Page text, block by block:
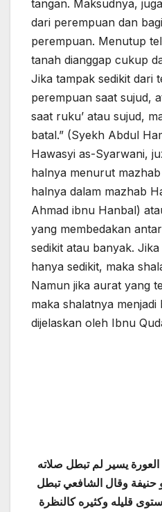
tangan. Maksudnya,
dari perempuan dan
perempuan. Menutup
tanah dianggap cukup
Jika tampak sedikit dari
perempuan saat sujud,
saat ruku’ atau sujud,
batal.” (Syekh Abdul
Hawasyi as-Syarwani,
halnya menurut
halnya dalam mazhab
Ahmad ibnu Hanbal)
yang membedakan
sedikit atau banyak.
hanya sedikit, maka
Namun jika aurat yang
maka shalatnya
dijelaskan oleh Ibnu
يسير لم تبطل صلاته
حنيفة وقال الشافعي تبطل
قليله وكثيره كالنظرة